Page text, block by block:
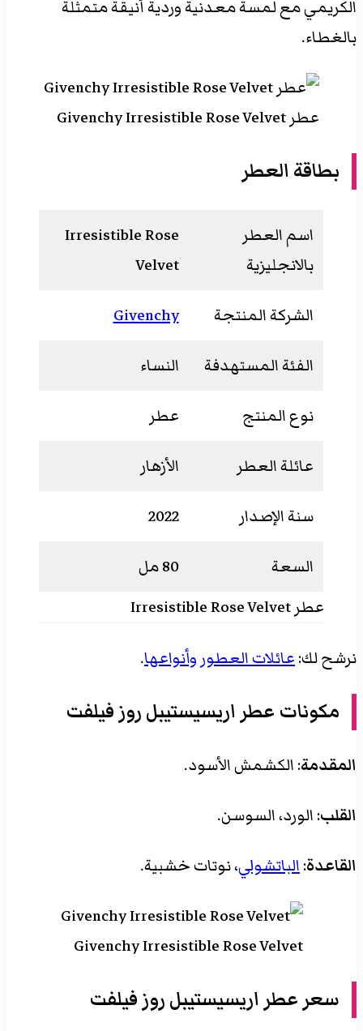
الكريمي مع لمسة معدنية وردية أنيقة متمثلة
بالغطاء.
عطر Givenchy Irresistible Rose Velvet
بطاقة العطر
اسم العطر
بالانجليزية
Irresistible Rose
Velvet
الشركة المنتجة Givenchy
الفئة المستهدفة النساء
نوع المنتج عطر
عائلة العطر الأزهار
سنة الإصدار 2022
السعة
80 مل
عطر Irresistible Rose Velvet
نرشح لك:عائلات العطور وأنواعها.
مكونات عطر اريسيستيبل روز فيلفت
المقدمة: الكشمش الأسود.
القلب: الورد، السوسن.
القاعدة:الباتشولي، نوتات خشبية.
Givenchy Irresistible Rose Velvet
سعر عطر اريسيستيبل روز فيلفت